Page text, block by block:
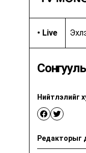
Орчуулгын
Дэвид
Гоо
• Live
Нийтлэлийг
Редакторыг